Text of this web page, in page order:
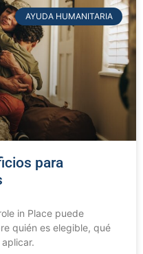
AYUDA HUMANITARIA
para
in Place puede
quién es elegible, qué